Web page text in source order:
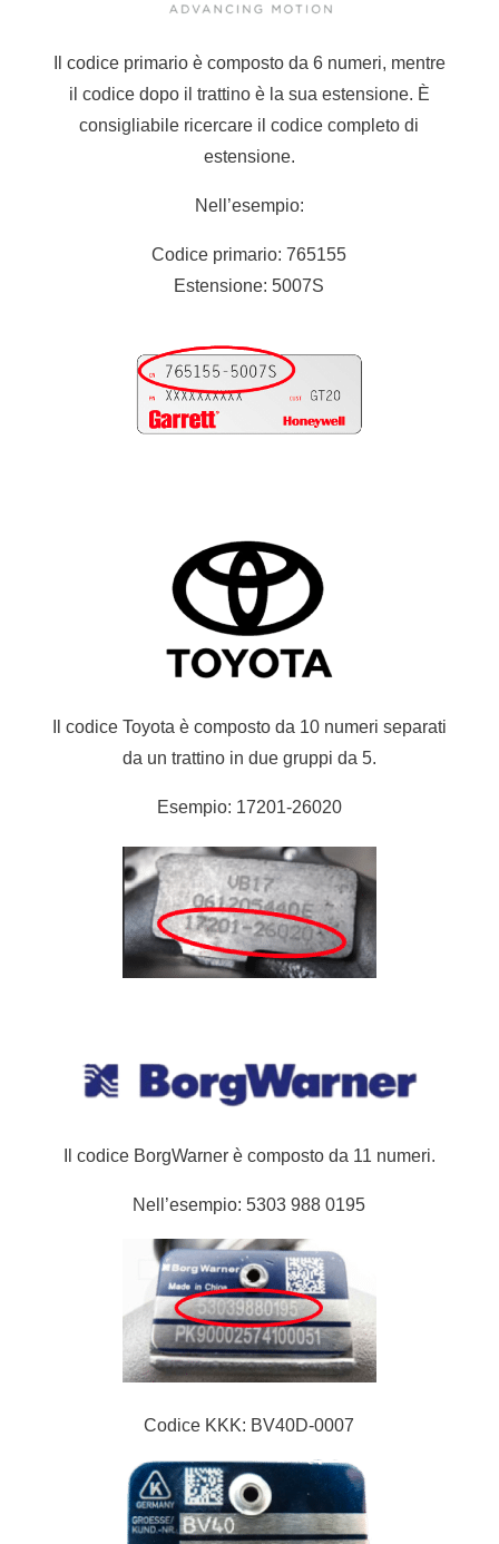
Il codice primario è composto da 6 numeri, mentre
il codice dopo il trattino è la sua estensione. È
consigliabile ricercare il codice completo di
estensione.
Nell’esempio:
Codice primario: 765155
Estensione: 5007S
Il codice Toyota è composto da 10 numeri separati
da un trattino in due gruppi da 5.
Esempio: 17201-26020
Il codice BorgWarner è composto da 11 numeri.
Nell’esempio: 5303 988 0195
Codice KKK: BV40D-0007